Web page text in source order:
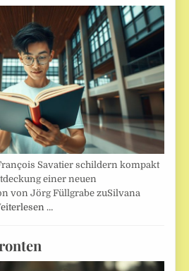
Savatier schildern kompakt
einer neuen
von Jörg Füllgrabe zuSilvana
…